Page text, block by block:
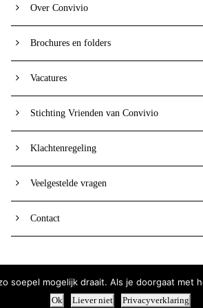
Over Convivio
Brochures en folders
Vacatures
Stichting Vrienden van Convivio
Klachtenregeling
Veelgestelde vragen
Contact
CONVIVIO ZORG |WEBSITE DOOR
soepel mogelijk draait. Als je doorgaat
Ok Liever niet Privacyverklaring